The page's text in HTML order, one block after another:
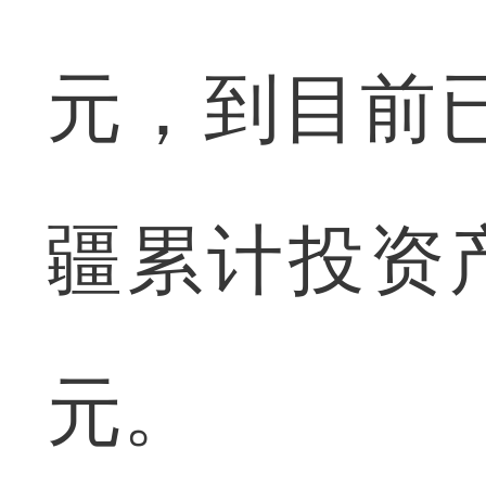
元，到目前
疆累计投资
元。